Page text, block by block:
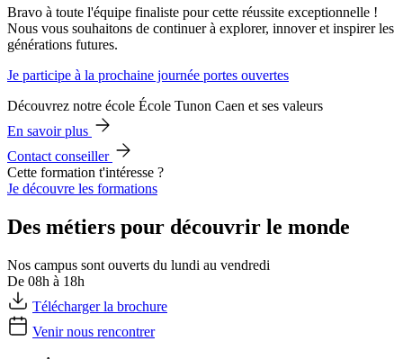
Bravo à toute l'équipe finaliste pour cette réussite exceptionnelle !
Nous vous souhaitons de continuer à explorer, innover et inspirer les
générations futures.
Je participe à la prochaine journée portes ouvertes
Découvrez notre école École Tunon Caen et ses valeurs
En savoir plus
Contact conseiller
Cette formation t'intéresse ?
Je découvre les formations
Des métiers pour découvrir le monde
Nos campus sont ouverts du lundi au vendredi
De 08h à 18h
Télécharger la brochure
Venir nous rencontrer